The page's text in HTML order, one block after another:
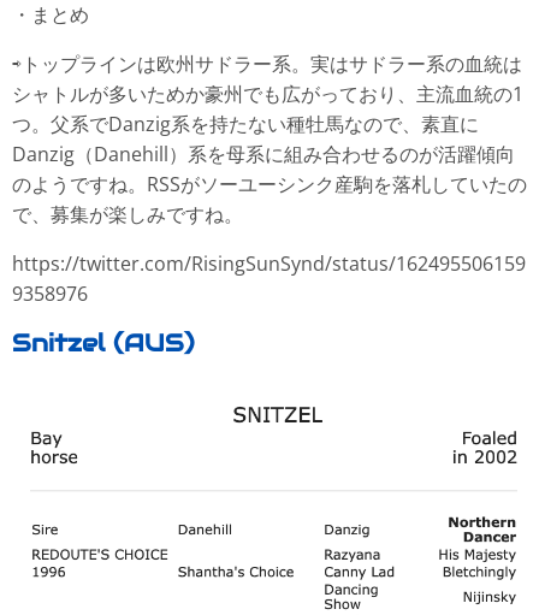
・まとめ
⇨トップラインは欧州サドラー系。実はサドラー系の血統は
シャトルが多いためか豪州でも広がっており、主流血統の1
つ。父系でDanzig系を持たない種牡馬なので、素直に
Danzig（Danehill）系を母系に組み合わせるのが活躍傾向
のようですね。RSSがソーユーシンク産駒を落札していたの
で、募集が楽しみですね。
https://twitter.com/RisingSunSynd/status/162495506159
9358976
Snitzel (AUS)